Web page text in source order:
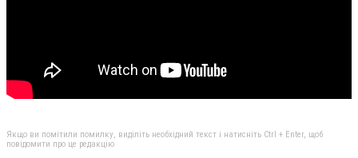
Якщо ви помітили помилку, виділіть необхідний текст і натисніть Ctrl + Enter, щоб
повідомити про це редакцію